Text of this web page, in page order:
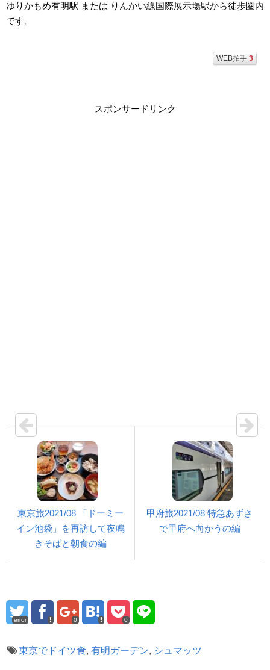
ゆりかもめ有明駅 または りんかい線国際展示場駅から徒歩圏内
です。
WEB拍手 3
スポンサードリンク
東京旅2021/08 「ドーミー
イン池袋」を再訪して夜鳴
きそばと朝食の編
甲府旅2021/08 特急あずさ
で甲府へ向かうの編
error 0 0
東京でドイツ食, 有明ガーデン, シュマッツ